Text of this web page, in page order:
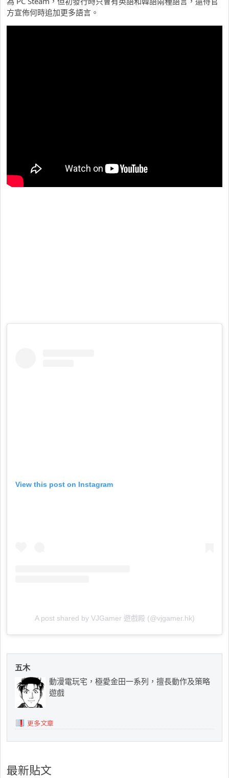
方宣佈何時追加更多語言。
View this post on Instagram
A post shared by VJGamer 遊戲殿 (@vjgamer.hk)
五木
動漫電玩宅，極愛金田一系列，擅長動作及策略
遊戲
更多文章
最新貼文